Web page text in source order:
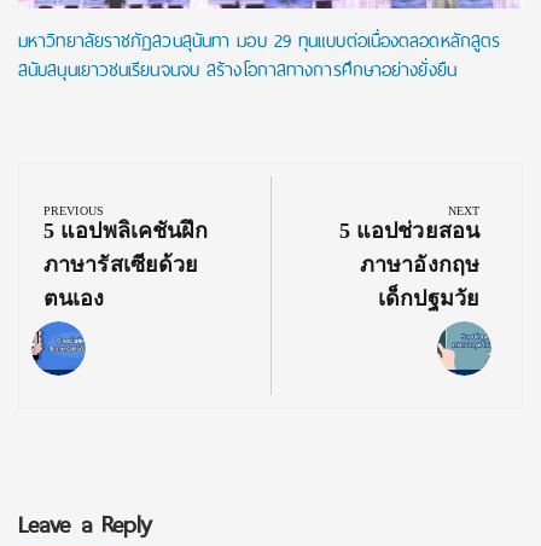
มหาวิทยาลัยราชภัฏสวนสุนันทา มอบ 29 ทุนแบบต่อเนื่องตลอดหลักสูตร
สนับสนุนเยาวชนเรียนจนจบ สร้างโอกาสทางการศึกษาอย่างยั่งยืน
navigation
PREVIOUS
Previous
Post:
5 แอปพลิเคชันฝึก
ภาษารัสเซียด้วย
ตนเอง
NEXT
Next
Post:
5 แอปช่วยสอน
ภาษาอังกฤษ
เด็กปฐมวัย
Leave a Reply